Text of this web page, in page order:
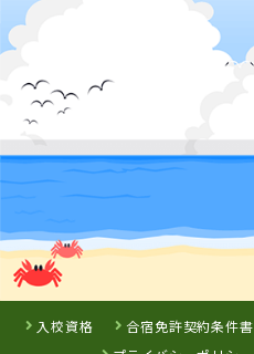
詳 細
3位
高梁自動車学校
入校資格 合宿免許契約条件書